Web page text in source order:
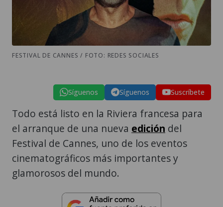
FESTIVAL DE CANNES / FOTO: REDES SOCIALES
Síguenos Síguenos Suscríbete
Todo está listo en la Riviera francesa para
el arranque de una nueva edición del
Festival de Cannes, uno de los eventos
cinematográficos más importantes y
glamorosos del mundo.